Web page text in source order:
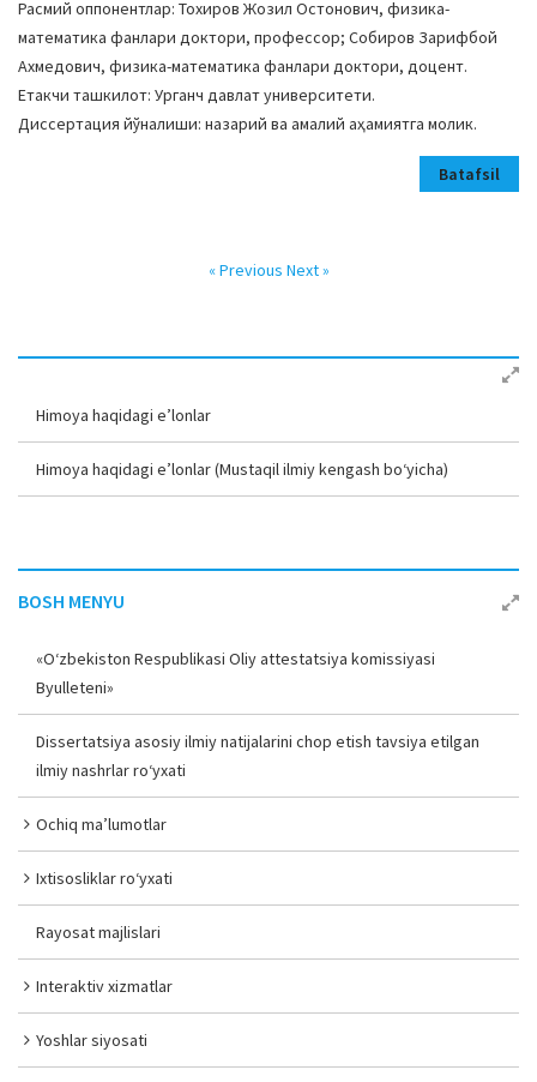
Расмий оппонентлар: Тохиров Жозил Остонович, физика-
математика фанлари доктори, профессор; Собиров Зарифбой
Ахмедович, физика-математика фанлари доктори, доцент.
Етакчи ташкилот: Урганч давлат университети.
Диссертация йўналиши: назарий ва амалий аҳамиятга молик.
Batafsil
« Previous Next »
Himoya haqidagi e’lonlar
Himoya haqidagi e’lonlar (Mustaqil ilmiy kengash bo‘yicha)
BOSH MENYU
«O‘zbekiston Respublikasi Oliy attestatsiya komissiyasi
Byulleteni»
Dissertatsiya asosiy ilmiy natijalarini chop etish tavsiya etilgan
ilmiy nashrlar ro‘yxati
Ochiq ma’lumotlar
Ixtisosliklar ro‘yxati
Rayosat majlislari
Interaktiv xizmatlar
Yoshlar siyosati